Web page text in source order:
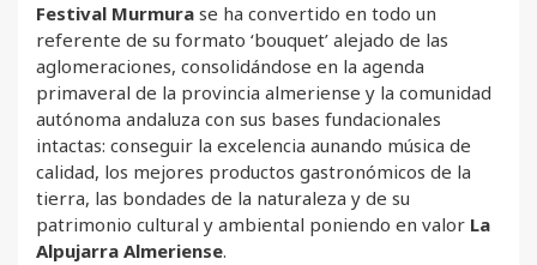
Festival Murmura se ha convertido en todo un
referente de su formato ‘bouquet’ alejado de las
aglomeraciones, consolidándose en la agenda
primaveral de la provincia almeriense y la comunidad
autónoma andaluza con sus bases fundacionales
intactas: conseguir la excelencia aunando música de
calidad, los mejores productos gastronómicos de la
tierra, las bondades de la naturaleza y de su
patrimonio cultural y ambiental poniendo en valor La
Alpujarra Almeriense.